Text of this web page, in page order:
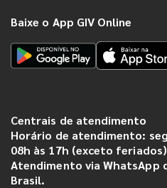
Baixe o App GIV Online
Centrais de atendimento
Horário de atendimento:
08h às 17h (exceto
Atendimento via WhatsApp
Brasil.